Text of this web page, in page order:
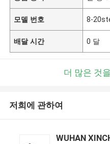
모델 번호 8-
배달 시간 0 달
더 많은 것
저희에 관하여
WUHAN